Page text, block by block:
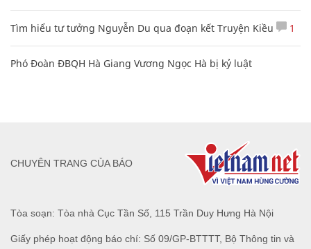
Tìm hiểu tư tưởng Nguyễn Du qua đoạn kết Truyện Kiều 1
Phó Đoàn ĐBQH Hà Giang Vương Ngọc Hà bị kỷ luật
Tòa soạn: Tòa nhà Cục Tần Số, 115 Trần Duy Hưng Hà Nội
Giấy phép hoạt động báo chí: Số 09/GP-BTTTT, Bộ Thông tin và
CHUYÊN TRANG CỦA BÁO